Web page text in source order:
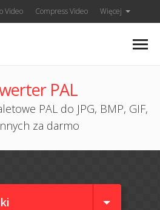
Video Compress Video Więcej
PAL
PAL do JPG, BMP, GIF,
za darmo